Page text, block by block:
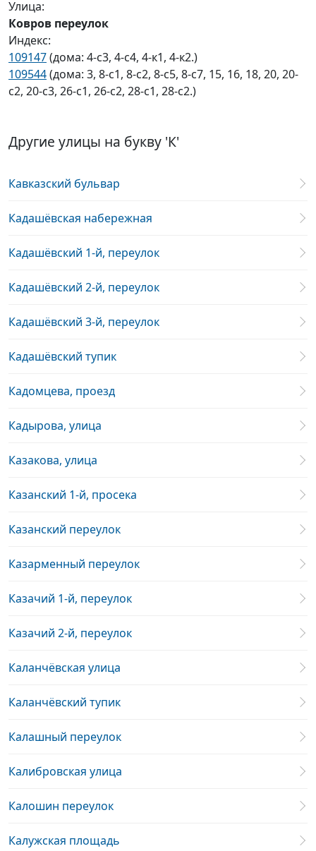
Улица:
Ковров переулок
Индекс:
109147(дома: 4-с3, 4-с4, 4-к1, 4-к2.)
109544(дома: 3, 8-с1, 8-с2, 8-с5, 8-с7, 15, 16, 18, 20, 20-
с2, 20-с3, 26-с1, 26-с2, 28-с1, 28-с2.)
Другие улицы на букву 'К'
Кавказский бульвар
Кадашёвская набережная
Кадашёвский 1-й, переулок
Кадашёвский 2-й, переулок
Кадашёвский 3-й, переулок
Кадашёвский тупик
Кадомцева, проезд
Кадырова, улица
Казакова, улица
Казанский 1-й, просека
Казанский переулок
Казарменный переулок
Казачий 1-й, переулок
Казачий 2-й, переулок
Каланчёвская улица
Каланчёвский тупик
Калашный переулок
Калибровская улица
Калошин переулок
Калужская площадь